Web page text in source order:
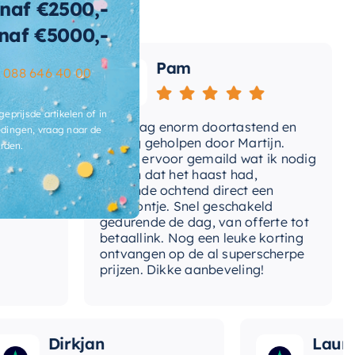
douchearm Nee
verlichting Nee
watervalstraal Nee
Plafondmontage
straalsoorten Hotbath Rain
straalsoorten-
Hotbath Rain
Inbouw
Pam
Vandaag enorm doortastend en
prettig geholpen door Martijn.
Avond ervoor gemaild wat ik nodig
had en dat het haast had,
volgende ochtend direct een
telefoontje. Snel geschakeld
gedurende de dag, van offerte tot
betaallink. Nog een leuke korting
ontvangen op de al superscherpe
prijzen. Dikke aanbeveling!
Dirkjan Laura
€2500,-
€5000,-
088 646 40 00
artikelen of in
vraag naar de